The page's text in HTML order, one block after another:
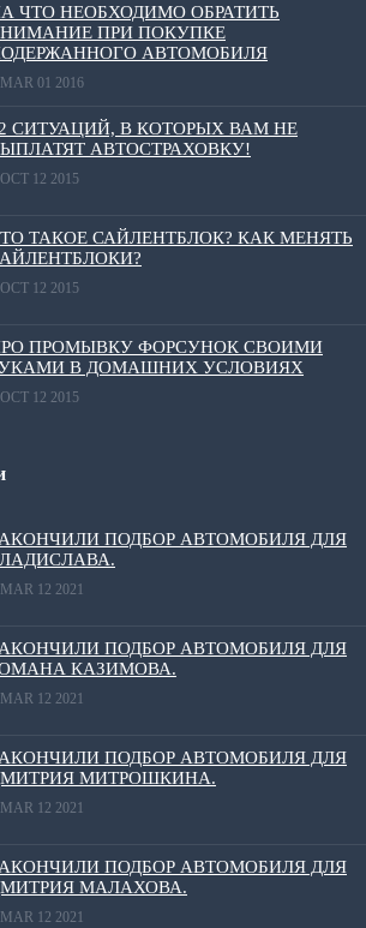
ЧТО НЕОБХОДИМО ОБРАТИТЬ
ПРИ ПОКУПКЕ
АВТОМОБИЛЯ
MAR 01 2016
СИТУАЦИЙ, В КОТОРЫХ ВАМ НЕ
АВТОСТРАХОВКУ!
OCT 12 2015
ТАКОЕ САЙЛЕНТБЛОК? КАК МЕНЯТЬ
OCT 12 2015
ПРОМЫВКУ ФОРСУНОК СВОИМИ
В ДОМАШНИХ УСЛОВИЯХ
OCT 12 2015
ПОДБОР АВТОМОБИЛЯ ДЛЯ
MAR 12 2021
ПОДБОР АВТОМОБИЛЯ ДЛЯ
КАЗИМОВА.
MAR 12 2021
ПОДБОР АВТОМОБИЛЯ ДЛЯ
МИТРОШКИНА.
MAR 12 2021
ПОДБОР АВТОМОБИЛЯ ДЛЯ
МАЛАХОВА.
MAR 12 2021